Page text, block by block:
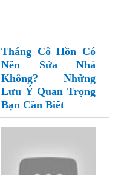
Tháng Cô Hồn Có
Nên Sửa Nhà
Không? Những
Lưu Ý Quan Trọng
Bạn Cần Biết